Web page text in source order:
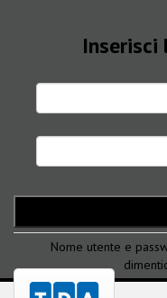
Inserisci
Nome utente e